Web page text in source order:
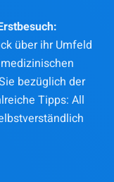
über ihr Umfeld
bezüglich der
Tipps: All